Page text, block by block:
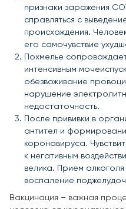
признаки заражения
справляться с
происхождения.
его самочувствие
Похмелье
интенсивным
обезвоживание
нарушение
недостаточность.
После прививки в
антител и
коронавируса.
к негативным
велика. Прием
воспаление
Вакцинация – важная